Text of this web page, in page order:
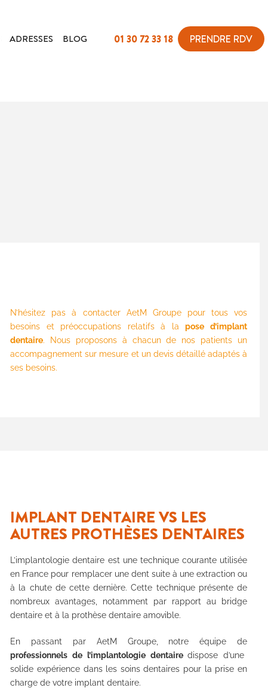
ADRESSES BLOG 01 30 72 33 18 PRENDRE RDV
N’hésitez pas à contacter AetM Groupe pour tous vos
besoins et préoccupations relatifs à lapose d’implant
dentaire. Nous proposons à chacun de nos patients un
accompagnement sur mesure et un devis détaillé adaptés à
ses besoins.
IMPLANT DENTAIRE VS LES
AUTRES PROTHÈSES DENTAIRES
L’implantologie dentaire est une technique courante utilisée
en France pour remplacer une dent suite à une extraction ou
à la chute de cette dernière. Cette technique présente de
nombreux avantages, notamment par rapport au bridge
dentaire et à la prothèse dentaire amovible.
En passant par AetM Groupe, notre équipe de
professionnels de l’implantologie dentairedispose d’une
solide expérience dans les soins dentaires pour la prise en
charge de votre implant dentaire.